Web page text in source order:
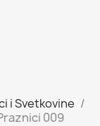
i Svetkovine
009